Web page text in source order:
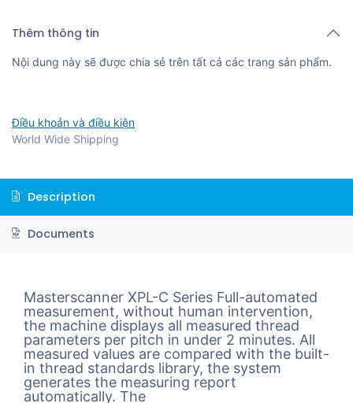
Thêm thông tin
Nội dung này sẽ được chia sẻ trên tất cả các trang sản phẩm.
Điều khoản và điều kiện
World Wide Shipping
Description
Documents
Masterscanner XPL-C Series Full-automated
measurement, without human intervention,
the machine displays all measured thread
parameters per pitch in under 2 minutes. All
measured values are compared with the built-
in thread standards library, the system
generates the measuring report
automatically. The